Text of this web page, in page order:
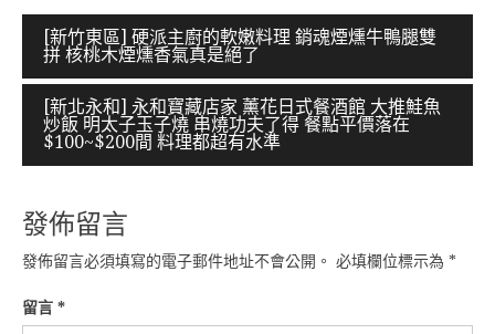
文
章
導
覽
[新竹東區] 硬派主廚的軟嫩料理 銷魂煙燻牛鴨腿雙
拼 核桃木煙燻香氣真是絕了
[新北永和] 永和寶藏店家 薰花日式餐酒館 大推鮭魚
炒飯 明太子玉子燒 串燒功夫了得 餐點平價落在
$100~$200間 料理都超有水準
發佈留言
發佈留言必須填寫的電子郵件地址不會公開。 必填欄位標示為 *
留言 *